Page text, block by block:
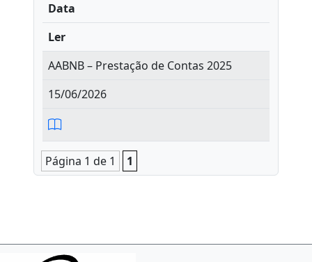
Data
Ler
AABNB – Prestação de Contas 2025
15/06/2026
Página 1 de 1 1